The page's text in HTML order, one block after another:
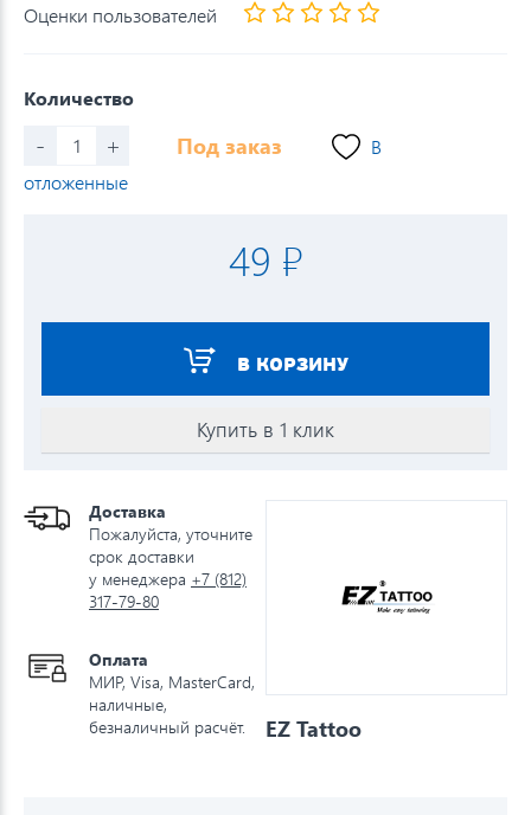
Оценки пользователей
Количество
- + Под заказ
В
отложенные
49 ₽
В КОРЗИНУ
Купить в 1 клик
Доставка
Пожалуйста, уточните
срок доставки
у менеджера +7 (812)
317-79-80
Оплата
МИР, Visa, MasterCard,
наличные,
безналичный расчёт.
EZ Tattoo